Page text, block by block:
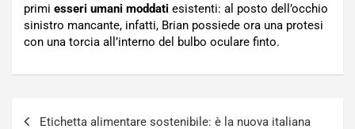
primi esseri umani moddati esistenti: al posto dell’occhio
sinistro mancante, infatti, Brian possiede ora una protesi
con una torcia all’interno del bulbo oculare finto.
Etichetta alimentare sostenibile: è la nuova italiana